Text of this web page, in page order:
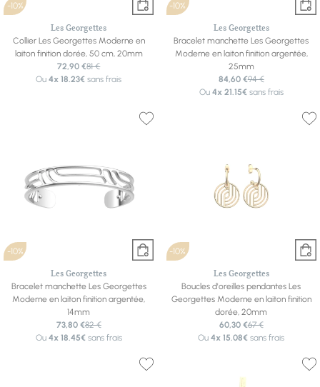
-10%
Les Georgettes
Collier Les Georgettes Moderne en
laiton finition dorée, 50 cm, 20mm
72,90 €81 €
Ou4x 18.23€ sans frais
-10%
Les Georgettes
Bracelet manchette Les Georgettes
Moderne en laiton finition argentée,
25mm
84,60 €94 €
Ou 4x 21.15€sans frais
-10%
Les Georgettes
Bracelet manchette Les Georgettes
Moderne en laiton finition argentée,
14mm
73,80 €82 €
Ou 4x 18.45€sans frais
-10%
Les Georgettes
Boucles d'oreilles pendantes Les
Georgettes Moderne en laiton finition
dorée, 20mm
60,30 €67 €
Ou4x 15.08€ sans frais